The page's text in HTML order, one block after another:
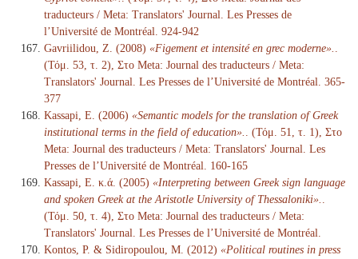
traducteurs / Meta: Translators' Journal. Les Presses de
l’Université de Montréal. 924-942
Gavriilidou, Z. (2008) «Figement et intensité en grec moderne».
(Τόμ. 53, τ. 2), Στο Meta: Journal des traducteurs / Meta:
Translators' Journal. Les Presses de l’Université de Montréal. 365-
377
Kassapi, E. (2006) «Semantic models for the translation of Greek
institutional terms in the field of education».
. (Τόμ. 51, τ. 1), Στο
Meta: Journal des traducteurs / Meta: Translators' Journal. Les
Presses de l’Université de Montréal. 160-165
Kassapi, E. κ.ά. (2005) «Interpreting between Greek sign language
and spoken Greek at the Aristotle University of Thessaloniki».
(Τόμ. 50, τ. 4), Στο Meta: Journal des traducteurs / Meta:
Translators' Journal. Les Presses de l’Université de Montréal.
Kontos, P. & Sidiropoulou, M. (2012) «Political routines in press